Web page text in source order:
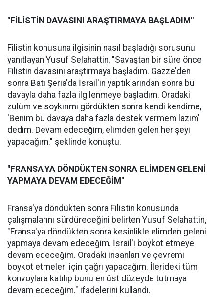
"FİLİSTİN DAVASINI ARAŞTIRMAYA BAŞLADIM"
Filistin konusuna ilgisinin nasıl başladığı sorusunu
yanıtlayan Yusuf Selahattin, "Savaştan bir süre önce
Filistin davasını araştırmaya başladım. Gazze'den
sonra Batı Şeria'da İsrail'in yaptıklarından sonra bu
davayla daha fazla ilgilenmeye başladım. Oradaki
zulüm ve soykırımı gördükten sonra kendi kendime,
'Benim bu davaya daha fazla destek vermem lazım'
dedim. Devam edeceğim, elimden gelen her şeyi
yapacağım." şeklinde konuştu.
"FRANSA'YA DÖNDÜKTEN SONRA ELİMDEN GELENİ
YAPMAYA DEVAM EDECEĞİM"
Fransa'ya döndükten sonra Filistin konusunda
çalışmalarını sürdüreceğini belirten Yusuf Selahattin,
"Fransa'ya döndükten sonra kesinlikle elimden geleni
yapmaya devam edeceğim. İsrail'i boykot etmeye
devam edeceğim. Oradaki insanları ve çevremi
boykot etmeleri için çağrı yapacağım. İlerideki tüm
konvoylara katılıp bunu en üst düzeyde tutmaya
devam edeceğim." ifadelerini kullandı.